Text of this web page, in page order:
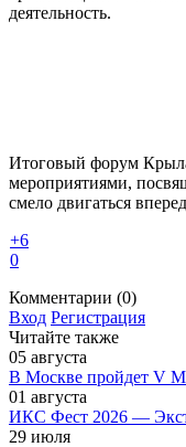
деятельность.
Итоговый форум
мероприятиями,
смело двигаться
+6
0
Комментарии (0)
Вход Регистрация
Читайте также
05 августа
В Москве пройдет V
01 августа
ИКС Фест 2026 —
29 июля